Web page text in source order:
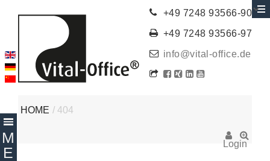
+49 7248 93566-90
+49 7248 93566-97
info@vital-office.de
HOME / 404
Login